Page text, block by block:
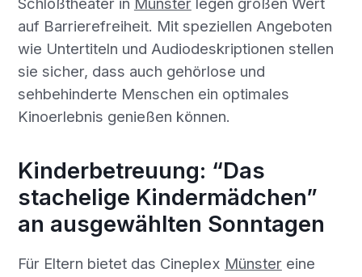
auf Barrierefreiheit. Mit speziellen Angeboten
wie Untertiteln und Audiodeskriptionen stellen
sie sicher, dass auch gehörlose und
sehbehinderte Menschen ein optimales
Kinoerlebnis genießen können.
Kinderbetreuung: “Das
stachelige Kindermädchen”
an ausgewählten Sonntagen
Für Eltern bietet das Cineplex Münstereine